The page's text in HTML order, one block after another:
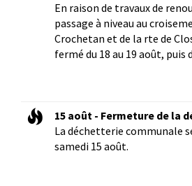
En raison de travaux de
passage à niveau au
Crochetan et de la rte de
fermé du 18 au 19 août, puis
15 août - Fermeture de la
La déchetterie communale
samedi 15 août.